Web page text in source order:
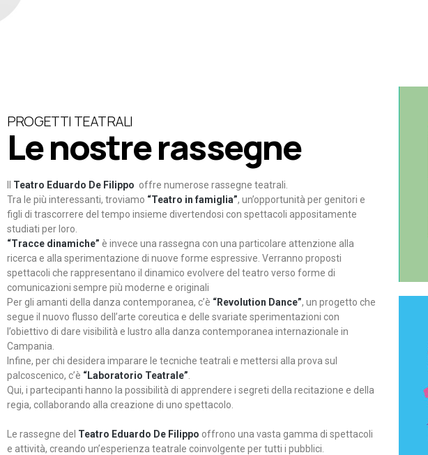
PROGETTI TEATRALI
Le nostre rassegne
Teatro Eduardo De Filippo offre numerose rassegne teatrali.
Tra le più interessanti, troviamo “Teatro in famiglia”, un’opportunità per genitori e
figli di trascorrere del tempo insieme divertendosi con spettacoli appositamente
studiati per loro.
“Tracce dinamiche” è invece una rassegna con una particolare attenzione alla
ricerca e alla sperimentazione di nuove forme espressive. Verranno proposti
spettacoli che rappresentano il dinamico evolvere del teatro verso forme di
comunicazioni sempre più moderne e originali
Per gli amanti della danza contemporanea, c’è “Revolution Dance”, un progetto che
segue il nuovo flusso dell’arte coreutica e delle svariate sperimentazioni con
l’obiettivo di dare visibilità e lustro alla danza contemporanea internazionale in
Campania.
Infine, per chi desidera imparare le tecniche teatrali e mettersi alla prova sul
palcoscenico, c’è “Laboratorio Teatrale”
Qui, i partecipanti hanno la possibilità di apprendere i segreti della recitazione e della
regia, collaborando alla creazione di uno spettacolo.
Le rassegne del Teatro Eduardo De Filippo offrono una vasta gamma di spettacoli
e attività, creando un’esperienza teatrale coinvolgente per tutti i pubblici.